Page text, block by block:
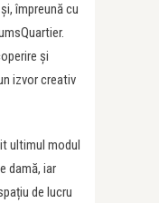
împreună cu
și
izvor creativ
ultimul modul
damă, iar
de lucru